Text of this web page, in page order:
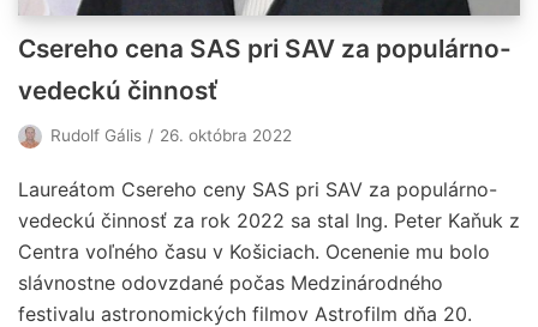
Csereho cena SAS pri SAV za populárno-
vedeckú činnosť
Rudolf Gális 26. októbra 2022
Laureátom Csereho ceny SAS pri SAV za populárno-
vedeckú činnosť za rok 2022 sa stal Ing. Peter Kaňuk z
Centra voľného času v Košiciach. Ocenenie mu bolo
slávnostne odovzdané počas Medzinárodného
festivalu astronomických filmov Astrofilm dňa 20.